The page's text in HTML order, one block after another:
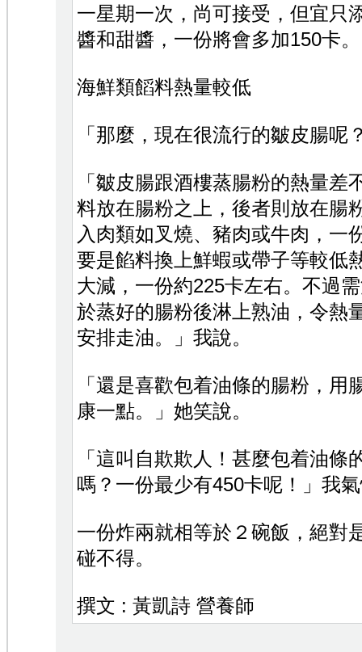
一星期一次，尚可接受，但宜只
醬和甜醬，一份將會多加150卡
海鮮類饀料熱量較低
「那麼，現在很流行的皺皮腸呢
「皺皮腸跟酒樓蒸腸粉的熱量差
料放在腸粉之上，後者則放在腸
入肉類如叉燒、豬肉或牛肉，一
要是餡料換上鮮蝦或帶子等較低
大減，一份約225卡左右。不過
於蒸好的腸粉後淋上熟油，令熱
安排走油。」我說。
「還是喜歡包着油條的腸粉，用
康一點。」她笑說。
「這叫自欺欺人！甚麼包着油條
嗎？一份最少有450卡呢！」我
一份炸兩就相等於２碗飯，絕對
碰不得。
撰文 : 黃凱詩 營養師